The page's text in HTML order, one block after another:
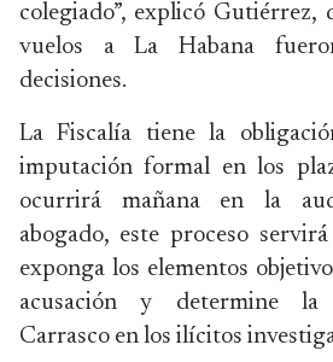
colegiado”, explicó Gutiérrez,
vuelos a La Habana
decisiones.
La Fiscalía tiene la
imputación formal en los
ocurrirá mañana en la
abogado, este proceso
exponga los elementos
acusación y determine la
Carrasco en los ilícitos